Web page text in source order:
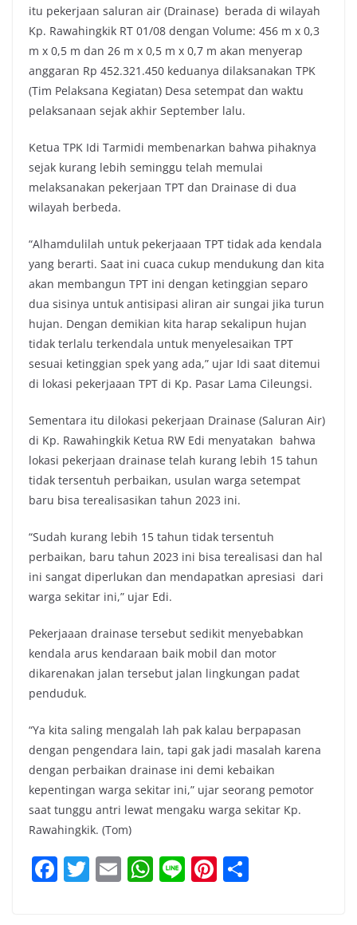
itu pekerjaan saluran air (Drainase) berada di wilayah
Kp. Rawahingkik RT 01/08 dengan Volume: 456 m x 0,3
m x 0,5 m dan 26 m x 0,5 m x 0,7 m akan menyerap
anggaran Rp 452.321.450 keduanya dilaksanakan TPK
(Tim Pelaksana Kegiatan) Desa setempat dan waktu
pelaksanaan sejak akhir September lalu.
Ketua TPK Idi Tarmidi membenarkan bahwa pihaknya
sejak kurang lebih seminggu telah memulai
melaksanakan pekerjaan TPT dan Drainase di dua
wilayah berbeda.
“Alhamdulilah untuk pekerjaaan TPT tidak ada kendala
yang berarti. Saat ini cuaca cukup mendukung dan kita
akan membangun TPT ini dengan ketinggian separo
dua sisinya untuk antisipasi aliran air sungai jika turun
hujan. Dengan demikian kita harap sekalipun hujan
tidak terlalu terkendala untuk menyelesaikan TPT
sesuai ketinggian spek yang ada,” ujar Idi saat ditemui
di lokasi pekerjaaan TPT di Kp. Pasar Lama Cileungsi.
Sementara itu dilokasi pekerjaan Drainase (Saluran Air)
di Kp. Rawahingkik Ketua RW Edi menyatakan bahwa
lokasi pekerjaan drainase telah kurang lebih 15 tahun
tidak tersentuh perbaikan, usulan warga setempat
baru bisa terealisasikan tahun 2023 ini.
“Sudah kurang lebih 15 tahun tidak tersentuh
perbaikan, baru tahun 2023 ini bisa terealisasi dan hal
ini sangat diperlukan dan mendapatkan apresiasi dari
warga sekitar ini,” ujar Edi.
Pekerjaaan drainase tersebut sedikit menyebabkan
kendala arus kendaraan baik mobil dan motor
dikarenakan jalan tersebut jalan lingkungan padat
penduduk.
“Ya kita saling mengalah lah pak kalau berpapasan
dengan pengendara lain, tapi gak jadi masalah karena
dengan perbaikan drainase ini demi kebaikan
kepentingan warga sekitar ini,” ujar seorang pemotor
saat tunggu antri lewat mengaku warga sekitar Kp.
Rawahingkik. (Tom)
F T E W Li Pi